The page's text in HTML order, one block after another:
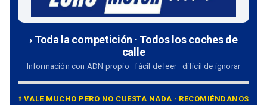
› Toda la competición · Todos los coches de
calle
Información con ADN propio · fácil de leer · difícil de ignorar
⭡ VALE MUCHO PERO NO CUESTA NADA · RECOMIÉNDANOS